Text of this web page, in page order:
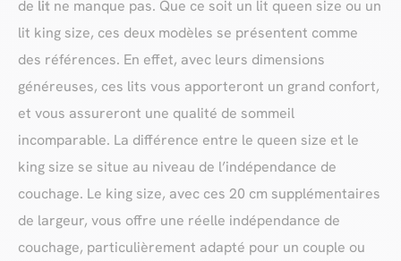
de lit ne manque pas. Que ce soit un lit queen size ou un
lit king size, ces deux modèles se présentent comme
des références. En effet, avec leurs dimensions
généreuses, ces lits vous apporteront un grand confort,
et vous assureront une qualité de sommeil
incomparable. La différence entre le queen size et le
king size se situe au niveau de l’indépendance de
couchage. Le king size, avec ces 20 cm supplémentaires
de largeur, vous offre une réelle indépendance de
couchage, particulièrement adapté pour un couple ou